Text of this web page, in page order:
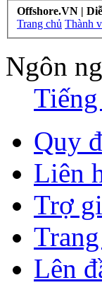
Offshore.VN |
Trang chủ Thành
Ngôn
Quy
Liên
Trợ
Lên